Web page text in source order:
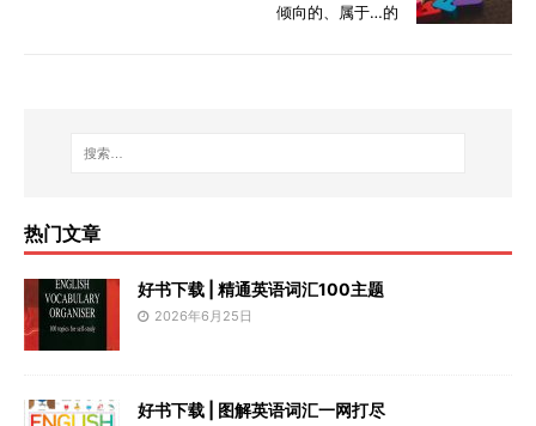
倾向的、属于…的
热门文章
好书下载 | 精通英语词汇100主题
2026年6月25日
好书下载 | 图解英语词汇一网打尽